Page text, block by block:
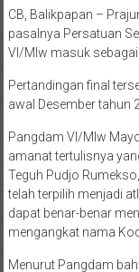
CB, Balikpapan –
pasalnya Persatuan
VI/Mlw masuk sebagai
Pertandingan final
awal Desember tahun
Pangdam VI/Mlw
amanat tertulisnya
Teguh Pudjo
telah terpilih menjadi
dapat benar-benar
mengangkat nama
Menurut Pangdam